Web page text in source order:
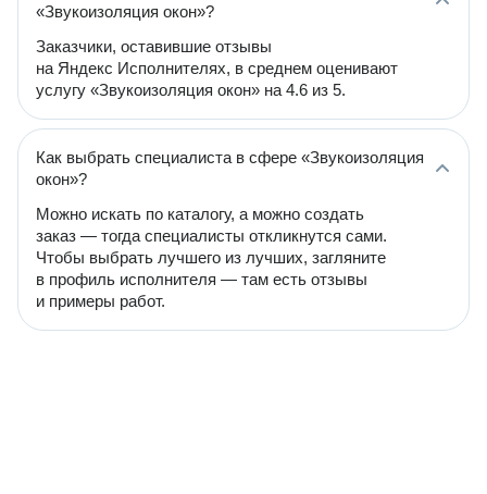
«Звукоизоляция окон»?
Заказчики, оставившие отзывы
на Яндекс Исполнителях, в среднем оценивают
услугу «Звукоизоляция окон» на 4.6 из 5.
Как выбрать специалиста в сфере «Звукоизоляция
окон»?
Можно искать по каталогу, а можно создать
заказ — тогда специалисты откликнутся сами.
Чтобы выбрать лучшего из лучших, загляните
в профиль исполнителя — там есть отзывы
и примеры работ.